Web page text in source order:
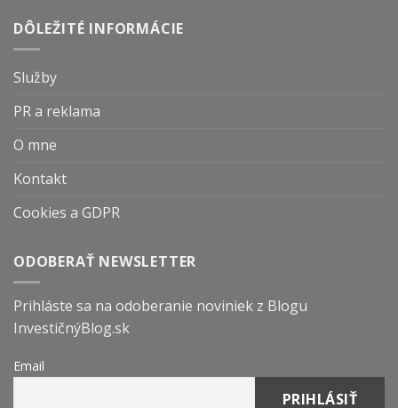
DÔLEŽITÉ INFORMÁCIE
Služby
PR a reklama
O mne
Kontakt
Cookies a GDPR
ODOBERAŤ NEWSLETTER
Prihláste sa na odoberanie noviniek z Blogu
InvestičnýBlog.sk
Email